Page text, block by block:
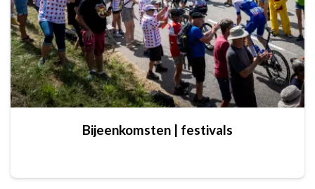
Bijeenkomsten | festivals